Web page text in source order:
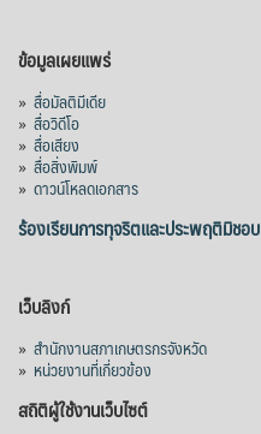
ข้อมูลเผยแพร่
» สื่อมัลติมีเดีย
» สื่อวิดีโอ
» สื่อเสียง
» สื่อสิ่งพิมพ์
» ดาวน์โหลดเอกสาร
ร้องเรียนการทุจริตและประพฤติมิชอบ
เว็บลิงก์
» สำนักงานสภาเกษตรกรจังหวัด
» หน่วยงานที่เกี่ยวข้อง
สถิติผู้ใช้งานเว็บไซต์